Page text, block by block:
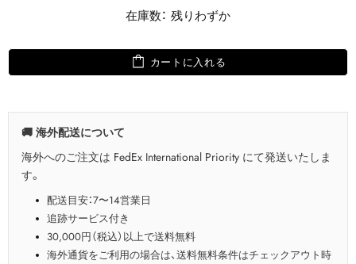
在庫数： 残りわずか
カートに入れる
🚚 海外配送について
海外へのご注文は FedEx International Priority にて発送いたしま
す。
配送目安：7〜14営業日
追跡サービス付き
30,000円（税込）以上で送料無料
海外通貨をご利用の場合は、送料無料条件はチェックアウト時